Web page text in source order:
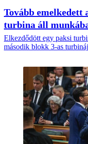
Tovább emelkedett
turbina áll
Elkezdődött egy paksi
második blokk 3-as